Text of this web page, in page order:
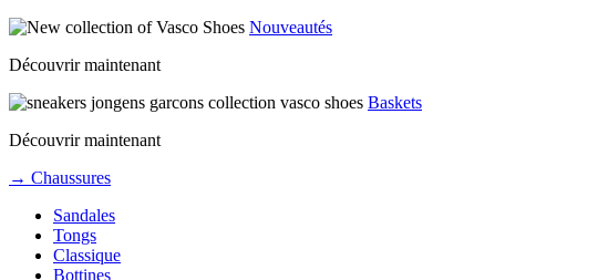
Nouveautés
Découvrir maintenant
Baskets
Découvrir maintenant
→ Chaussures
Sandales
Tongs
Classique
Bottines